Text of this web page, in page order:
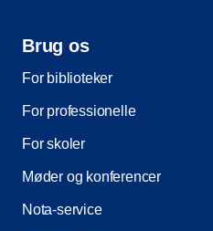
Brug os
For biblioteker
For professionelle
For skoler
Møder og konferencer
Nota-service